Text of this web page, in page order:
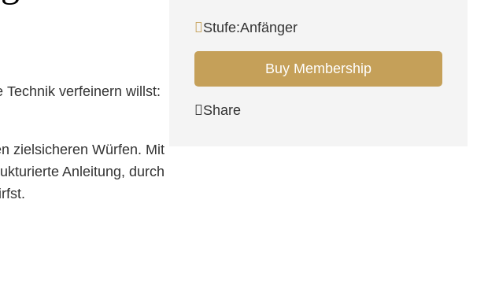
verfeinern willst:
zielsicheren Würfen. Mit
Anleitung, durch
Stufe:Anfänger
Buy Membership
Share